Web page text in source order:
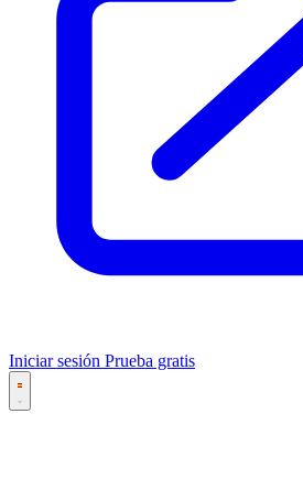
Iniciar sesión Prueba gratis